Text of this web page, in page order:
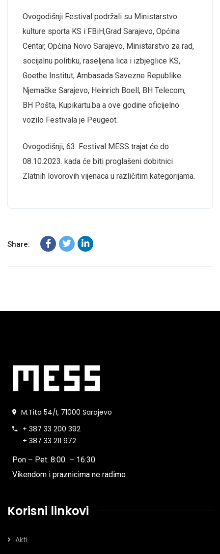
Ovogodišnji Festival podržali su Ministarstvo
kulture sporta KS i FBiH,Grad Sarajevo, Općina
Centar, Općina Novo Sarajevo, Ministarstvo za rad,
socijalnu politiku, raseljena lica i izbjeglice KS,
Goethe Institut, Ambasada Savezne Republike
Njemačke Sarajevo, Heinrich Boell, BH Telecom,
BH Pošta, Kupikartu.ba a ove godine oficijelno
vozilo Festivala je Peugeot.
Ovogodišnji, 63. Festival MESS trajat će do
08.10.2023. kada će biti proglašeni dobitnici
Zlatnih lovorovih vijenaca u različitim kategorijama.
Share:
M.Tita 54/I, 71000 Sarajevo
+ 387 33 200 392
+ 387 33 211 972
Pon – Pet: 8:00 – 16:30
Vikendom i praznicima ne radimo
Korisni linkovi
Akti